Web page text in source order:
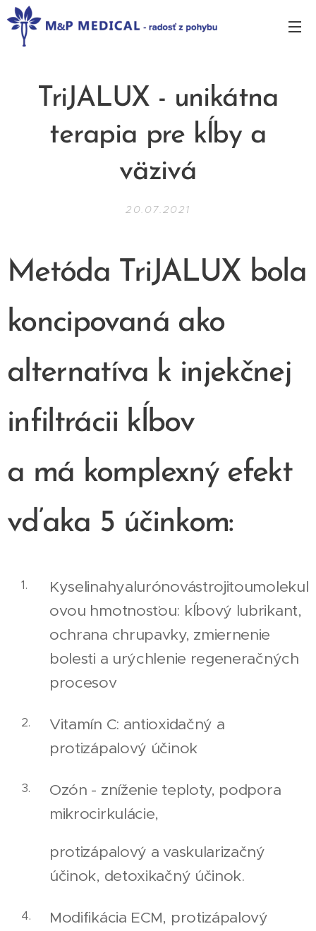
TriJALUX - unikátna
terapia pre kĺby a
väzivá
20.07.2021
Metóda TriJALUX bola
koncipovaná ako
alternatíva k injekčnej
infiltrácii kĺbov
a má komplexný efekt
vďaka 5 účinkom:
Kyselinahyalurónovástrojitoumolekul
ovou hmotnosťou: kĺbový lubrikant,
ochrana chrupavky, zmiernenie
bolesti a urýchlenie regeneračných
procesov
Vitamín C: antioxidačný a
protizápalový účinok
Ozón - zníženie teploty, podpora
mikrocirkulácie,
protizápalový a vaskularizačný
účinok, detoxikačný účinok.
Modifikácia ECM, protizápalový